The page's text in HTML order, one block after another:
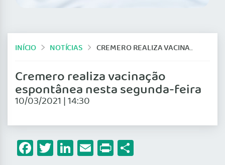
INÍCIO NOTÍCIAS CREMERO REALIZA VACINAÇÃO ESPONTÂNEA NESTA SEGUNDA-FEIRA
Cremero realiza vacinação
espontânea nesta segunda-feira
10/03/2021 | 14:30
Facebook
Twitter
LinkedIn
Email
Print